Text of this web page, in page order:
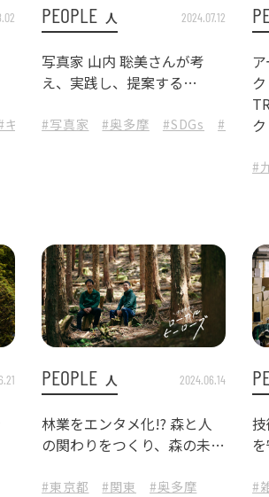
キッチン用品 #デザイン #カスタマイズ
PEOPLE 人 2024.07.12
写真家 山内 聡美さんが考
え、実践し、提案する
らし
#写真家 #奥多摩 #SDGs #東京都
#
PEOPLE 人 2024.06.14
林業をエンタメ化!? 森と人
の関わりをつくり、森の未来
#東京都 #関東 #奥多摩 #